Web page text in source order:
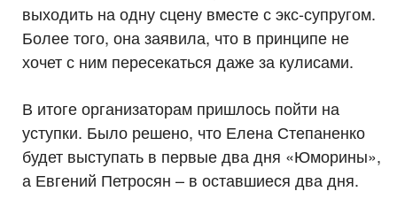
выходить на одну сцену вместе с экс-супругом.
Более того, она заявила, что в принципе не
хочет с ним пересекаться даже за кулисами.
В итоге организаторам пришлось пойти на
уступки. Было решено, что Елена Степаненко
будет выступать в первые два дня «Юморины»,
а Евгений Петросян – в оставшиеся два дня.